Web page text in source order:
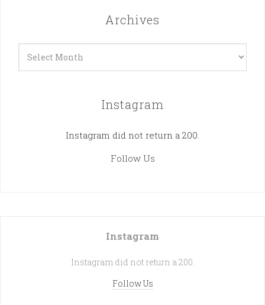
Archives
Instagram
Instagram did not return a 200.
Follow Us
Instagram
Instagram did not return a 200.
Follow Us